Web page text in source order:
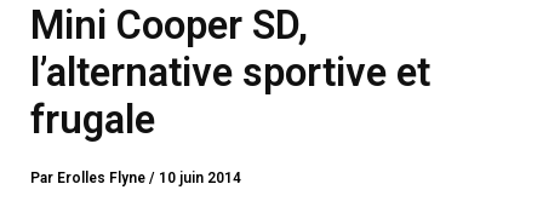
Mini Cooper SD,
l’alternative sportive et
frugale
Par Erolles Flyne/ 10 juin 2014